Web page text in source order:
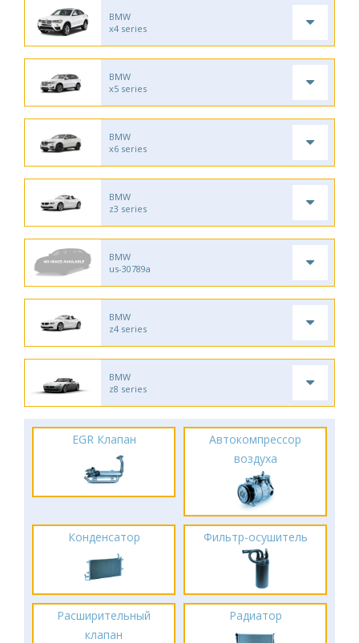
BMW
x4 series
BMW
x5 series
BMW
x6 series
BMW
z3 series
BMW
us-30789a
BMW
z4 series
BMW
z8 series
EGR Клапан
Автокомпрессор
воздуха
Конденсатор Фильтр-осушитель
Расширительный
клапан
Радиатор